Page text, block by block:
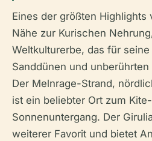
Eines der größten Highlights
Nähe zur Kurischen
Weltkulturerbe, das für
Sanddünen und
Der Melnrage-Strand,
ist ein beliebter Ort zum
Sonnenuntergang. Der
weiterer Favorit und bietet